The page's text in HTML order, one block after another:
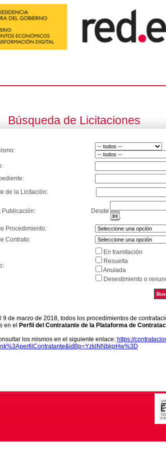
Búsqueda de Licitaciones
de la Licitación:
Publicación: Desde
Procedimiento:
Contrato:
En tramitación
Resuelta
Anulada
Desestimiento o
9 de marzo de 2018, todos los procedimientos de
en el
Perfil del Contratante de la Plataforma de
los mismos en el siguiente enlace: https://